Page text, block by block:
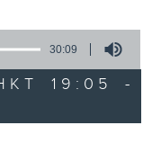
30:09
19:05 -